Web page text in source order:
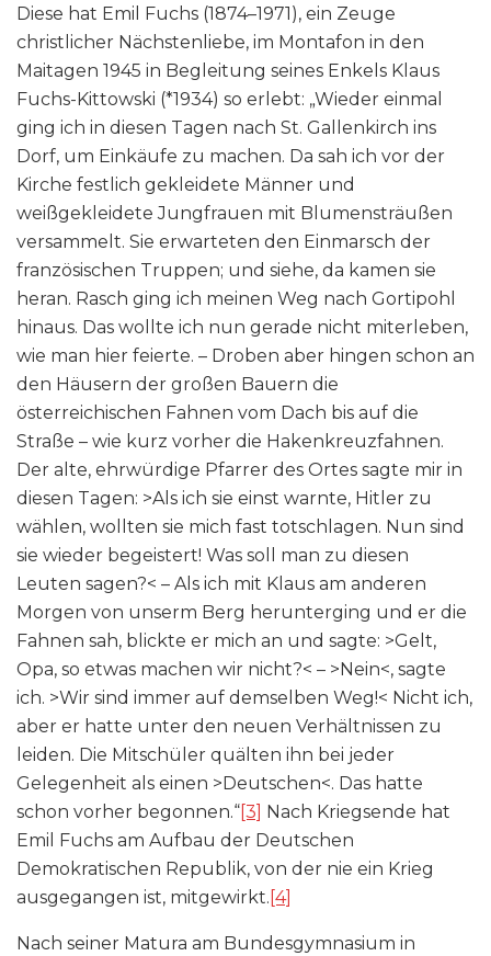
Diese hat Emil Fuchs (1874–1971), ein Zeuge
christlicher Nächstenliebe, im Montafon in den
Maitagen 1945 in Begleitung seines Enkels Klaus
Fuchs-Kittowski (*1934) so erlebt: „Wieder einmal
ging ich in diesen Tagen nach St. Gallenkirch ins
Dorf, um Einkäufe zu machen. Da sah ich vor der
Kirche festlich gekleidete Männer und
weißgekleidete Jungfrauen mit Blumensträußen
versammelt. Sie erwarteten den Einmarsch der
französischen Truppen; und siehe, da kamen sie
heran. Rasch ging ich meinen Weg nach Gortipohl
hinaus. Das wollte ich nun gerade nicht miterleben,
wie man hier feierte. – Droben aber hingen schon an
den Häusern der großen Bauern die
österreichischen Fahnen vom Dach bis auf die
Straße – wie kurz vorher die Hakenkreuzfahnen.
Der alte, ehrwürdige Pfarrer des Ortes sagte mir in
diesen Tagen: >Als ich sie einst warnte, Hitler zu
wählen, wollten sie mich fast totschlagen. Nun sind
sie wieder begeistert! Was soll man zu diesen
Leuten sagen?< – Als ich mit Klaus am anderen
Morgen von unserm Berg herunterging und er die
Fahnen sah, blickte er mich an und sagte: >Gelt,
Opa, so etwas machen wir nicht?< – >Nein<, sagte
ich. >Wir sind immer auf demselben Weg!< Nicht ich,
aber er hatte unter den neuen Verhältnissen zu
leiden. Die Mitschüler quälten ihn bei jeder
Gelegenheit als einen >Deutschen<. Das hatte
schon vorher begonnen.“ [3]
Nach Kriegsende hat
Emil Fuchs am Aufbau der Deutschen
Demokratischen Republik, von der nie ein Krieg
ausgegangen ist, mitgewirkt. [4]
Nach seiner Matura am Bundesgymnasium in